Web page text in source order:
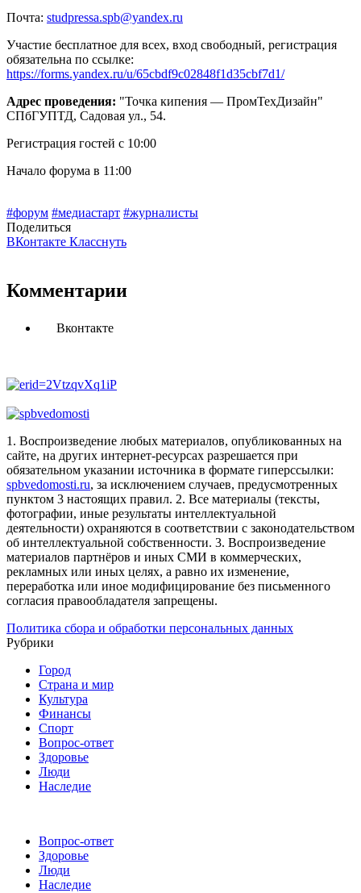
Почта: studpressa.spb@yandex.ru
Участие бесплатное для всех, вход свободный, регистрация
обязательна по ссылке:
https://forms.yandex.ru/u/65cbdf9c02848f1d35cbf7d1/
Адрес проведения: "Точка кипения — ПромТехДизайн"
СПбГУПТД, Садовая ул., 54.
Регистрация гостей с 10:00
Начало форума в 11:00
#форум #медиастарт #журналисты
Поделиться
ВКонтакте Класснуть
Комментарии
Вконтакте
1. Воспроизведение любых материалов, опубликованных на
сайте, на других интернет-ресурсах разрешается при
обязательном указании источника в формате гиперссылки:
spbvedomosti.ru, за исключением случаев, предусмотренных
пунктом 3 настоящих правил. 2. Все материалы (тексты,
фотографии, иные результаты интеллектуальной
деятельности) охраняются в соответствии с законодательством
об интеллектуальной собственности. 3. Воспроизведение
материалов партнёров и иных СМИ в коммерческих,
рекламных или иных целях, а равно их изменение,
переработка или иное модифицирование без письменного
согласия правообладателя запрещены.
Политика сбора и обработки персональных данных
Рубрики
Город
Страна и мир
Культура
Финансы
Спорт
Вопрос-ответ
Здоровье
Люди
Наследие
Вопрос-ответ
Здоровье
Люди
Наследие